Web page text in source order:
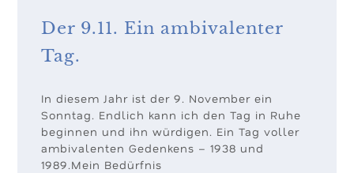
Der 9.11. Ein ambivalenter
Tag.
In diesem Jahr ist der 9. November ein
Sonntag. Endlich kann ich den Tag in Ruhe
beginnen und ihn würdigen. Ein Tag voller
ambivalenten Gedenkens – 1938 und
1989.Mein Bedürfnis